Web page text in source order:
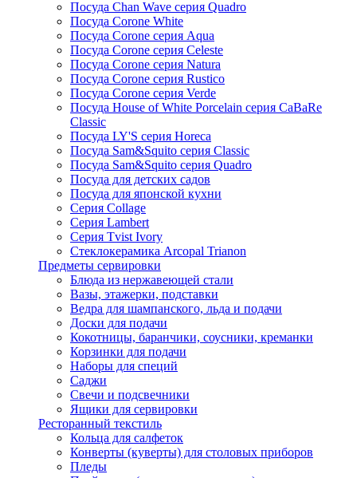
Посуда Chan Wave серия Quadro
Посуда Corone White
Посуда Corone серия Aqua
Посуда Corone серия Celeste
Посуда Corone серия Natura
Посуда Corone серия Rustico
Посуда Corone серия Verde
Посуда House of White Porcelain серия CaBaRe
Classic
Посуда LY'S серия Horeca
Посуда Sam&Squito серия Classic
Посуда Sam&Squito серия Quadro
Посуда для детских садов
Посуда для японской кухни
Серия Collage
Серия Lambert
Серия Tvist Ivory
Стеклокерамика Arcopal Trianon
Предметы сервировки
Блюда из нержавеющей стали
Вазы, этажерки, подставки
Ведра для шампанского, льда и подачи
Доски для подачи
Кокотницы, баранчики, соусники, креманки
Корзинки для подачи
Наборы для специй
Саджи
Свечи и подсвечники
Ящики для сервировки
Ресторанный текстиль
Кольца для салфеток
Конверты (куверты) для столовых приборов
Пледы